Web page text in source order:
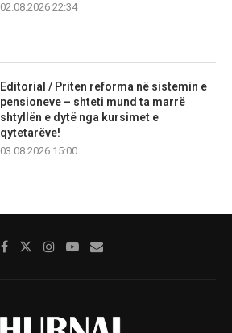
02.08.2026 22:34
Editorial / Priten reforma në sistemin e
pensioneve – shteti mund ta marrë
shtyllën e dytë nga kursimet e
qytetarëve!
03.08.2026 15:00